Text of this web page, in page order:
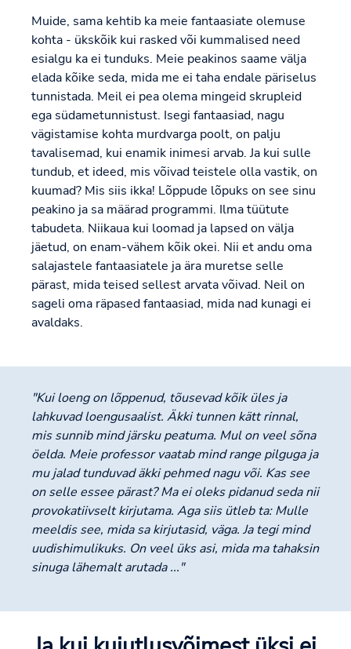
Muide, sama kehtib ka meie fantaasiate olemuse
kohta - ükskõik kui rasked või kummalised need
esialgu ka ei tunduks. Meie peakinos saame välja
elada kõike seda, mida me ei taha endale päriselus
tunnistada. Meil ei pea olema mingeid skrupleid
ega südametunnistust. Isegi fantaasiad, nagu
vägistamise kohta murdvarga poolt, on palju
tavalisemad, kui enamik inimesi arvab. Ja kui sulle
tundub, et ideed, mis võivad teistele olla vastik, on
kuumad? Mis siis ikka! Lõppude lõpuks on see sinu
peakino ja sa määrad programmi. Ilma tüütute
tabudeta. Niikaua kui loomad ja lapsed on välja
jäetud, on enam-vähem kõik okei. Nii et andu oma
salajastele fantaasiatele ja ära muretse selle
pärast, mida teised sellest arvata võivad. Neil on
sageli oma räpased fantaasiad, mida nad kunagi ei
avaldaks.
"Kui loeng on lõppenud, tõusevad kõik üles ja
lahkuvad loengusaalist. Äkki tunnen kätt rinnal,
mis sunnib mind järsku peatuma. Mul on veel sõna
öelda. Meie professor vaatab mind range pilguga ja
mu jalad tunduvad äkki pehmed nagu või. Kas see
on selle essee pärast? Ma ei oleks pidanud seda nii
provokatiivselt kirjutama. Aga siis ütleb ta: Mulle
meeldis see, mida sa kirjutasid, väga. Ja tegi mind
uudishimulikuks. On veel üks asi, mida ma tahaksin
sinuga lähemalt arutada ..."